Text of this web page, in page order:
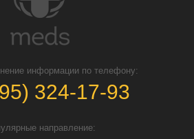
информации по телефону:
324-17-93
направление: